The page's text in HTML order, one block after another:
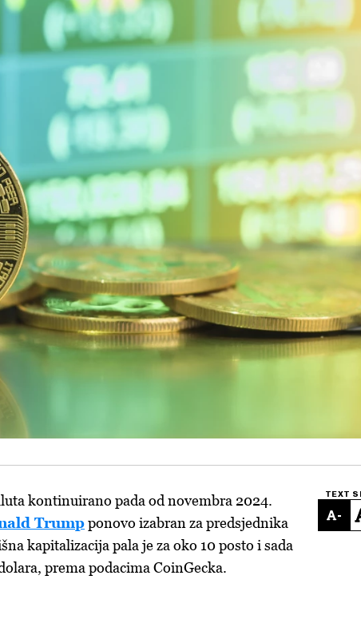
TEXT
-
kontinuirano pada od novembra 2024.
Trumpponovo izabran za predsjednika
kapitalizacija pala je za oko 10 posto i sada
prema podacima CoinGecka.